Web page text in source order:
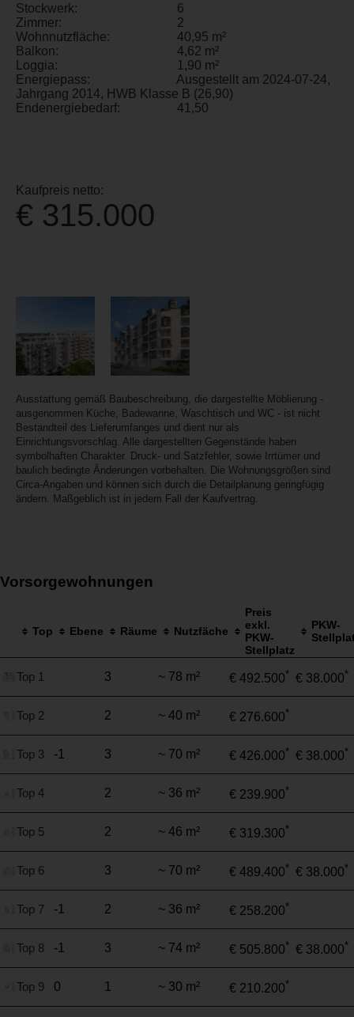
Stockwerk:
6
Zimmer:
2
Wohnnutzfläche:
40,95 m²
Balkon:
4,62 m²
Loggia:
1,90 m²
Energiepass:
Ausgestellt am 2024-07-24,
Jahrgang 2014, HWB Klasse B (26,90)
Endenergiebedarf:
41,50
Kaufpreis netto:
€ 315.000
Ausstattung gemäß Baubeschreibung, die dargestellte Möblierung -
ausgenommen Küche, Badewanne, Waschtisch und WC - ist nicht
Bestandteil des Lieferumfanges und dient nur als
Einrichtungsvorschlag. Alle dargestellten Gegenstände haben
symbolhaften Charakter. Druck- und Satzfehler, sowie Irrtümer und
baulich bedingte Änderungen vorbehalten. Die Wohnungsgrößen sind
Circa-Angaben und können sich durch die Detailplanung geringfügig
ändern. Maßgeblich ist in jedem Fall der Kaufvertrag.
Vorsorgewohnungen
Top Ebene Räume Nutzfäche
Preis
exkl.
PKW-
Stellplatz
PKW-
Top 1 3 ~ 78 m² € 492.500* € 38.000*
Top 2 2 ~ 40 m² € 276.600*
Top 3 -1 3 ~ 70 m² € 426.000* € 38.000*
Top 4 2 ~ 36 m² € 239.900*
Top 5 2 ~ 46 m² € 319.300*
Top 6 3 ~ 70 m² € 489.400* € 38.000*
Top 7 -1 2 ~ 36 m² € 258.200*
Top 8 -1 3 ~ 74 m² € 505.800* € 38.000*
Top 9 0 1 ~ 30 m² € 210.200*